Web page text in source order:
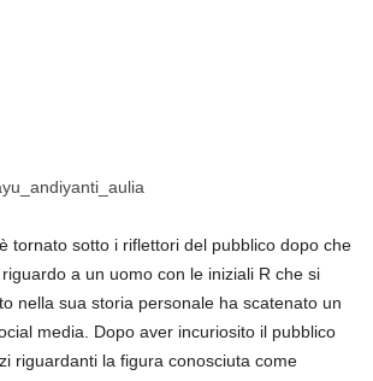
tornato sotto i riflettori del pubblico dopo che
a un uomo con le iniziali R che si
nella sua storia personale ha scatenato un
media. Dopo aver incuriosito il pubblico
riguardanti la figura conosciuta come